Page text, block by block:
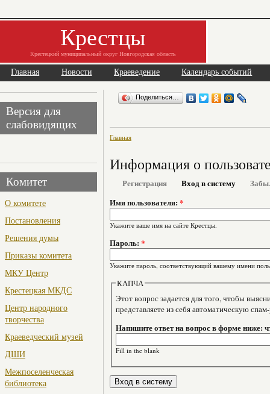
Крестцы
Крестецкий муниципальный округ Новгородская область
Главная Новости Краеведение Календарь событий
Версия для
слабовидящих
Комитет
О комитете
Постановления
Решения думы
Приказы комитета
МКУ Центр
Крестецкая МКДС
Центр народного
творчества
Краеведческий музей
ДШИ
Межпоселенческая
библиотека
Поделиться…
Главная
Информация о
Регистрация Вход в систему
Имя пользователя: *
Укажите ваше имя на сайте Крестцы.
Пароль: *
Укажите пароль, соответствующий вашему имени
КАПЧА
Этот вопрос задается для того, чтобы выяснить,
представляете из себя автоматическую
Напишите ответ на вопрос в форме ниже:
Fill in the blank